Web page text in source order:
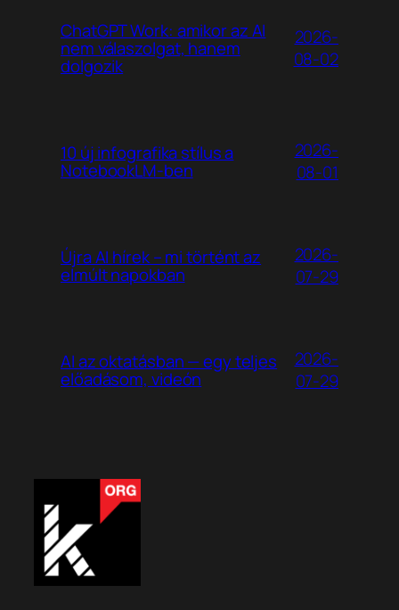
ChatGPT Work: amikor az AI
nem válaszolgat, hanem
dolgozik
2026-
08-02
10 új infografika stílus a
NotebookLM-ben
2026-
08-01
Újra AI hírek – mi történt az
elmúlt napokban
2026-
07-29
AI az oktatásban — egy teljes
előadásom, videón
2026-
07-29